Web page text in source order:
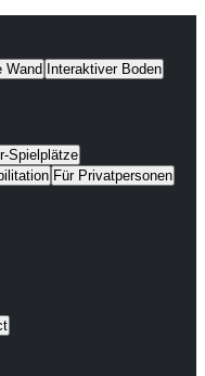
Wand Interaktiver Boden
Spielplätze
Für Privatpersonen